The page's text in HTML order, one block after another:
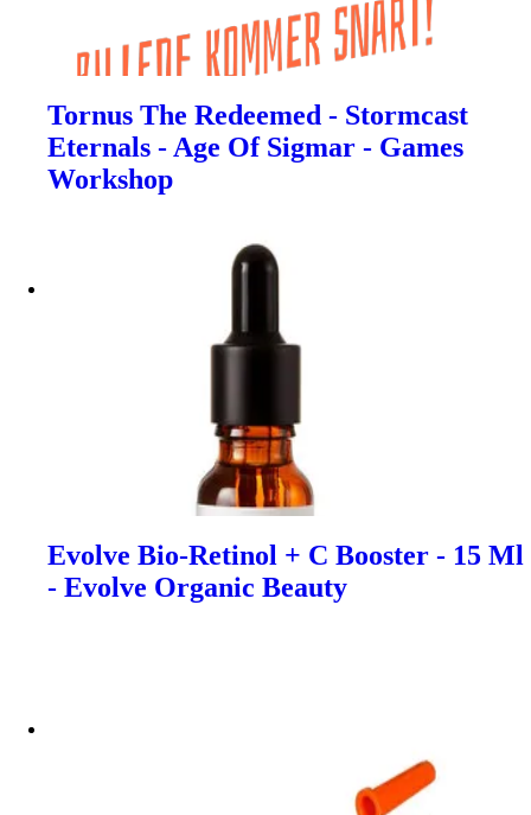
Tornus The Redeemed - Stormcast
Eternals - Age Of Sigmar - Games
Workshop
Evolve Bio-Retinol + C Booster - 15 Ml
- Evolve Organic Beauty